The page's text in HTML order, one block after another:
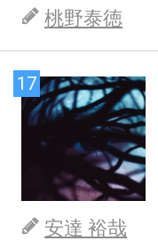
桃野泰徳
17
安達 裕哉